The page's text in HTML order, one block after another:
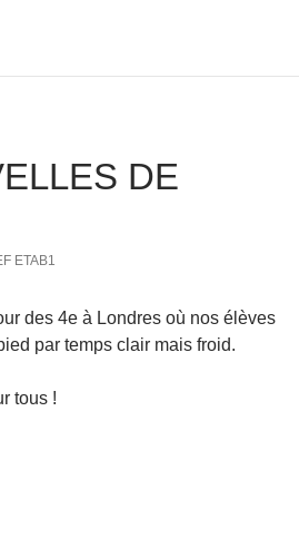
DE
ETAB1
des 4e à Londres où nos élèves
par temps clair mais froid.
tous !